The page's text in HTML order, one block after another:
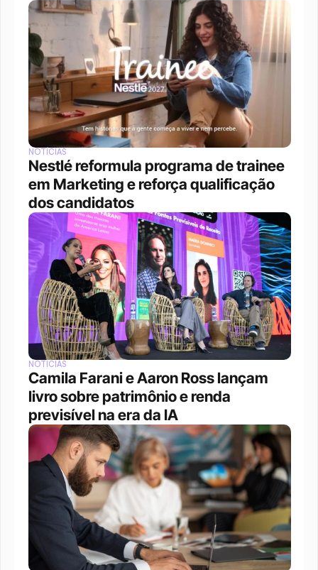
NOTÍCIAS
Nestlé reformula programa de trainee
em Marketing e reforça qualificação
dos candidatos
NOTÍCIAS
Camila Farani e Aaron Ross lançam
livro sobre patrimônio e renda
previsível na era da IA